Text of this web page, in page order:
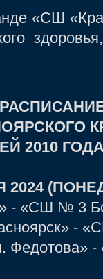
«СШ
2010
2024
- «СШ № 3
-
Федотова»